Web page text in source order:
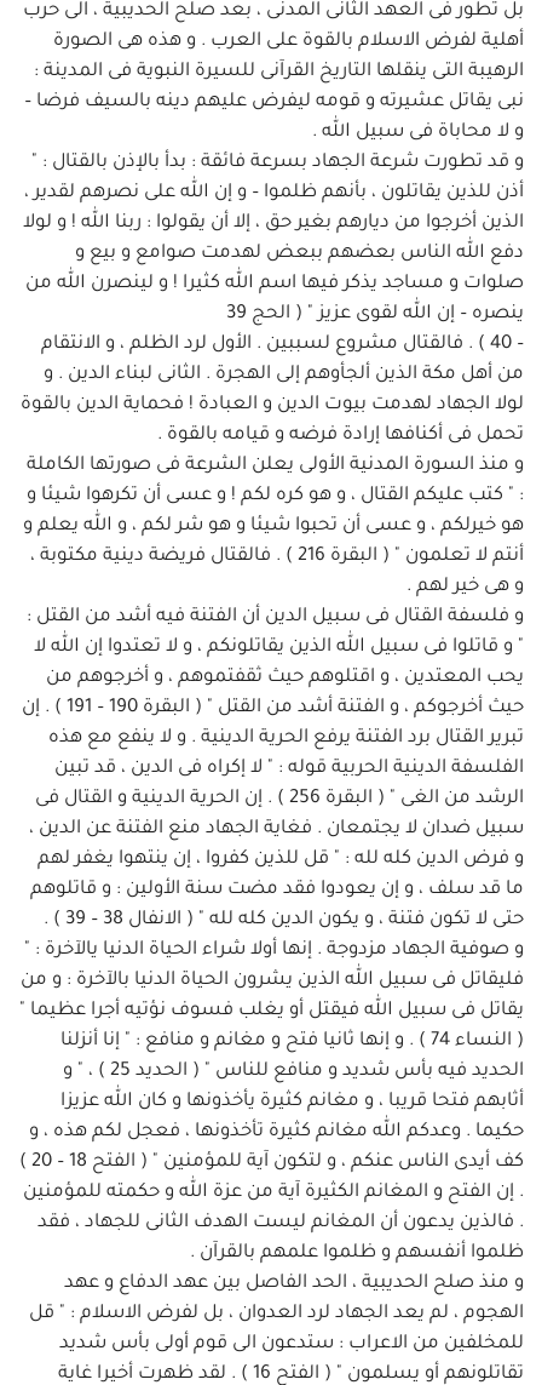
بل تطور فى العهد الثانى المدنى ، بعد صلح الحديبية ، الى حرب
أهلية لفرض الاسلام بالقوة على العرب . و هذه هى الصورة
الرهيبة التى ينقلها التاريخ القرآنى للسيرة النبوية فى المدينة :
نبى يقاتل عشيرته و قومه ليفرض عليهم دينه بالسيف فرضا –
و لا محاباة فى سبيل الله .
و قد تطورت شرعة الجهاد بسرعة فائقة : بدأ بالإذن بالقتال : "
أذن للذين يقاتلون ، بأنهم ظلموا – و إن الله على نصرهم لقدير ،
الذين أخرجوا من ديارهم بغير حق ، إلا أن يقولوا : ربنا الله ! و لولا
دفع الله الناس بعضهم ببعض لهدمت صوامع و بيع و
صلوات و مساجد يذكر فيها اسم الله كثيرا ! و لينصرن الله من
ينصره – إن الله لقوى عزيز " ( الحج 39
– 40 ) . فالقتال مشروع لسببين . الأول لرد الظلم ، و الانتقام
من أهل مكة الذين ألجأوهم إلى الهجرة . الثانى لبناء الدين . و
لولا الجهاد لهدمت بيوت الدين و العبادة ! فحماية الدين بالقوة
تحمل فى أكنافها إرادة فرضه و قيامه بالقوة .
و منذ السورة المدنية الأولى يعلن الشرعة فى صورتها الكاملة
: " كتب عليكم القتال ، و هو كره لكم ! و عسى أن تكرهوا شيئا و
هو خيرلكم ، و عسى أن تحبوا شيئا و هو شر لكم ، و الله يعلم و
أنتم لا تعلمون " ( البقرة 216 ) . فالقتال فريضة دينية مكتوبة ،
و هى خير لهم .
و فلسفة القتال فى سبيل الدين أن الفتنة فيه أشد من القتل :
" و قاتلوا فى سبيل الله الذين يقاتلونكم ، و لا تعتدوا إن الله لا
يحب المعتدين ، و اقتلوهم حيث ثقفتموهم ، و أخرجوهم من
حيث أخرجوكم ، و الفتنة أشد من القتل " ( البقرة 190 – 191 ) . إن
تبرير القتال برد الفتنة يرفع الحرية الدينية . و لا ينفع مع هذه
الفلسفة الدينية الحربية قوله : " لا إكراه فى الدين ، قد تبين
الرشد من الغى " ( البقرة 256 ) . إن الحرية الدينية و القتال فى
سبيل ضدان لا يجتمعان . فغاية الجهاد منع الفتنة عن الدين ،
و فرض الدين كله لله : " قل للذين كفروا ، إن ينتهوا يغفر لهم
ما قد سلف ، و إن يعودوا فقد مضت سنة الأولين : و قاتلوهم
حتى لا تكون فتنة ، و يكون الدين كله لله " ( الانفال 38 – 39 ) .
و صوفية الجهاد مزدوجة . إنها أولا شراء الحياة الدنيا يالآخرة : "
فليقاتل فى سبيل الله الذين يشرون الحياة الدنيا بالآخرة : و من
يقاتل فى سبيل الله فيقتل أو يغلب فسوف نؤتيه أجرا عظيما "
( النساء 74 ) . و إنها ثانيا فتح و مغانم و منافع : " إنا أنزلنا
الحديد فيه بأس شديد و منافع للناس " ( الحديد 25 ) ، " و
أثابهم فتحا قريبا ، و مغانم كثيرة يأخذونها و كان الله عزيزا
حكيما . وعدكم الله مغانم كثيرة تأخذونها ، فعجل لكم هذه ، و
كف أيدى الناس عنكم ، و لتكون آية للمؤمنين " ( الفتح 18 – 20 )
. إن الفتح و المغانم الكثيرة آية من عزة الله و حكمته للمؤمنين
. فالذين يدعون أن المغانم ليست الهدف الثانى للجهاد ، فقد
ظلموا أنفسهم و ظلموا علمهم بالقرآن .
و منذ صلح الحديبية ، الحد الفاصل بين عهد الدفاع و عهد
الهجوم ، لم يعد الجهاد لرد العدوان ، بل لفرض الاسلام : " قل
للمخلفين من الاعراب : ستدعون الى قوم أولى بأس شديد
تقاتلونهم أو يسلمون " ( الفتح 16 ) . لقد ظهرت أخيرا غاية